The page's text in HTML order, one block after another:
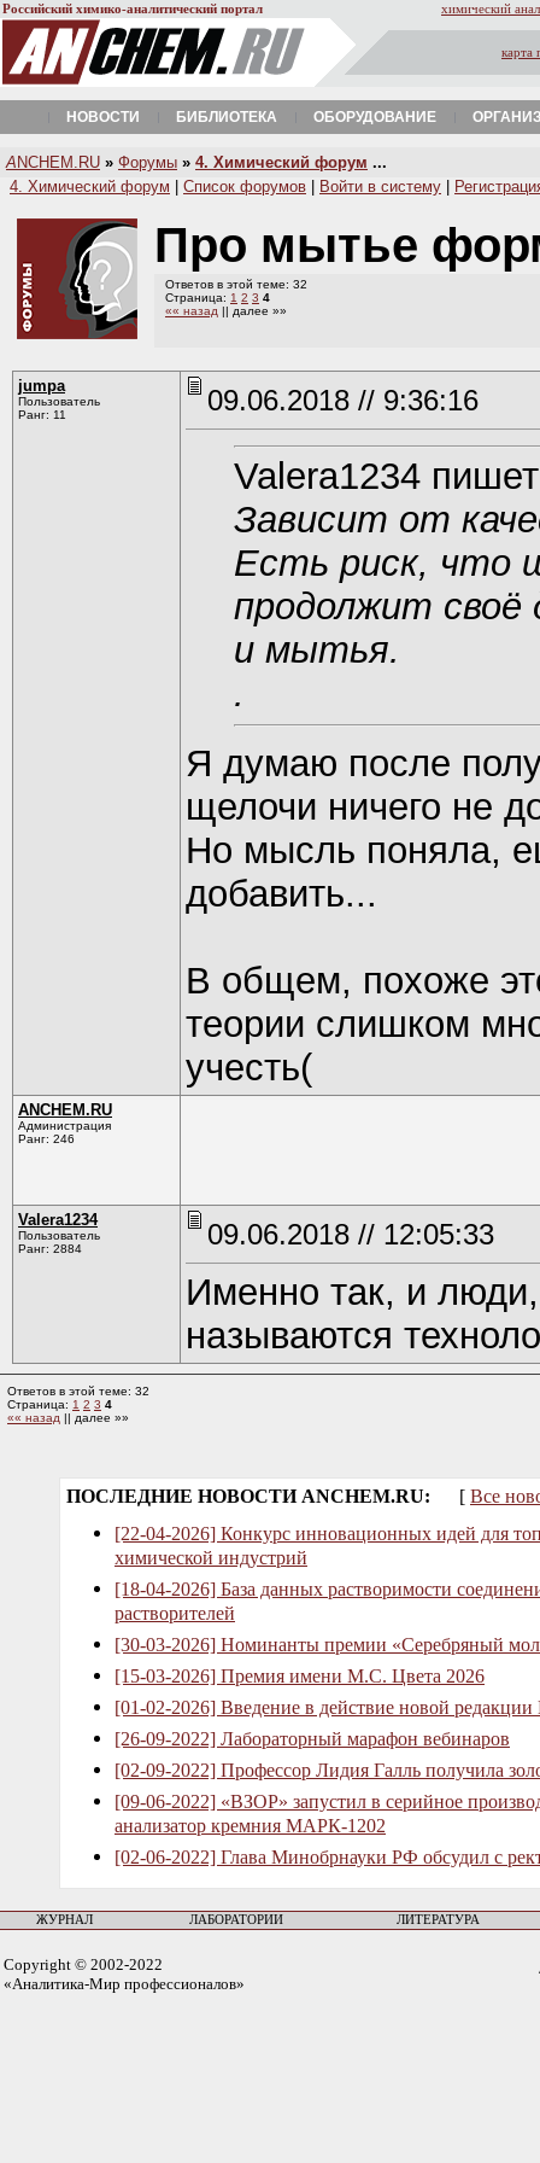
Российский химико-аналитический портал химический
карта
НОВОСТИ БИБЛИОТЕКА ОБОРУДОВАНИЕ
A NCHEM.RU » Форумы » 4. Химический форум ...
4. Химический форум
Список форумов Войти в систему
Про мытье
Ответов в этой теме: 32
Страница: 1 2 3 4
«« назад || далее »»
jumpa
Пользователь
Ранг: 11
09.06.2018 // 9:36:16
Valerа1234
Зависит от
Есть риск, что
продолжит своё
и мытья.
.
Я думаю после
щелочи ничего не
Но мысль поняла,
добавить...
В общем, похоже
теории слишком
учесть(
ANCHEM.RU
Администрация
Ранг: 246
Valerа1234
Пользователь
Ранг: 2884
09.06.2018 // 12:05:33
Именно так, и
называются
Ответов в этой теме: 32
Страница: 1 2 3 4
«« назад || далее »»
ПОСЛЕДНИЕ НОВОСТИ ANCHEM.RU: [ Все
[22-04-2026] Конкурс инновационных идей для
химической индустрий
[18-04-2026] База данных растворимости
растворителей
[30-03-2026] Номинанты премии «Серебряный
[15-03-2026] Премия имени М.С. Цвета 2026
[01-02-2026] Введение в действие новой
[26-09-2022] Лабораторный марафон вебинаров
[02-09-2022] Профессор Лидия Галль получила
[09-06-2022] «ВЗОР» запустил в серийное
анализатор кремния МАРК-1202
[02-06-2022] Глава Минобрнауки РФ обсудил с
ЖУРНАЛ ЛАБОРАТОРИИ ЛИТЕРАТУРА
Copyright © 2002-2022
«Аналитика-Мир профессионалов»